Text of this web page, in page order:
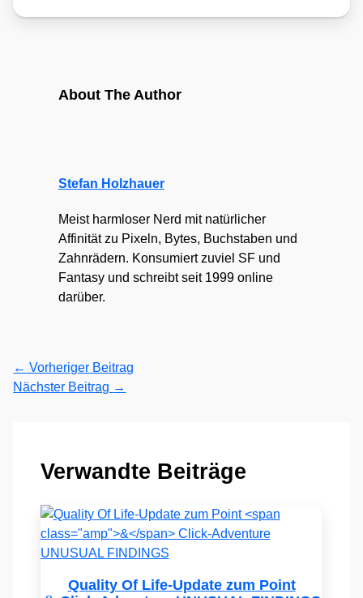
About The Author
Stefan Holzhauer
Meist harmloser Nerd mit natürlicher
Affinität zu Pixeln, Bytes, Buchstaben und
Zahnrädern. Konsumiert zuviel SF und
Fantasy und schreibt seit 1999 online
darüber.
← Vorheriger Beitrag
Nächster Beitrag →
Verwandte Beiträge
Quality Of Life-Update zum Point